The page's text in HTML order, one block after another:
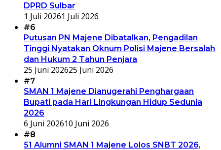
DPRD Sulbar
1 Juli 20261 Juli 2026
#6
Putusan PN Majene Dibatalkan, Pengadilan
Tinggi Nyatakan Oknum Polisi Majene Bersalah
dan Hukum 2 Tahun Penjara
25 Juni 202625 Juni 2026
#7
SMAN 1 Majene Dianugerahi Penghargaan
Bupati pada Hari Lingkungan Hidup Sedunia
2026
6 Juni 202610 Juni 2026
#8
51 Alumni SMAN 1 Majene Lolos SNBT 2026,